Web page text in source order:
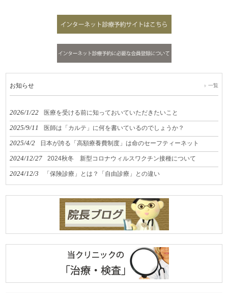
お知らせ 一覧
2026/1/22 医療を受ける前に知っておいていただきたいこと
2025/9/11 医師は「カルテ」に何を書いているのでしょうか？
2025/4/2 日本が誇る「高額療養費制度」は命のセーフティーネット
2024/12/27 2024秋冬 新型コロナウィルスワクチン接種について
2024/12/3 「保険診療」とは？「自由診療」との違い